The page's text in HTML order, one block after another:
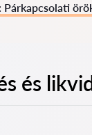
és